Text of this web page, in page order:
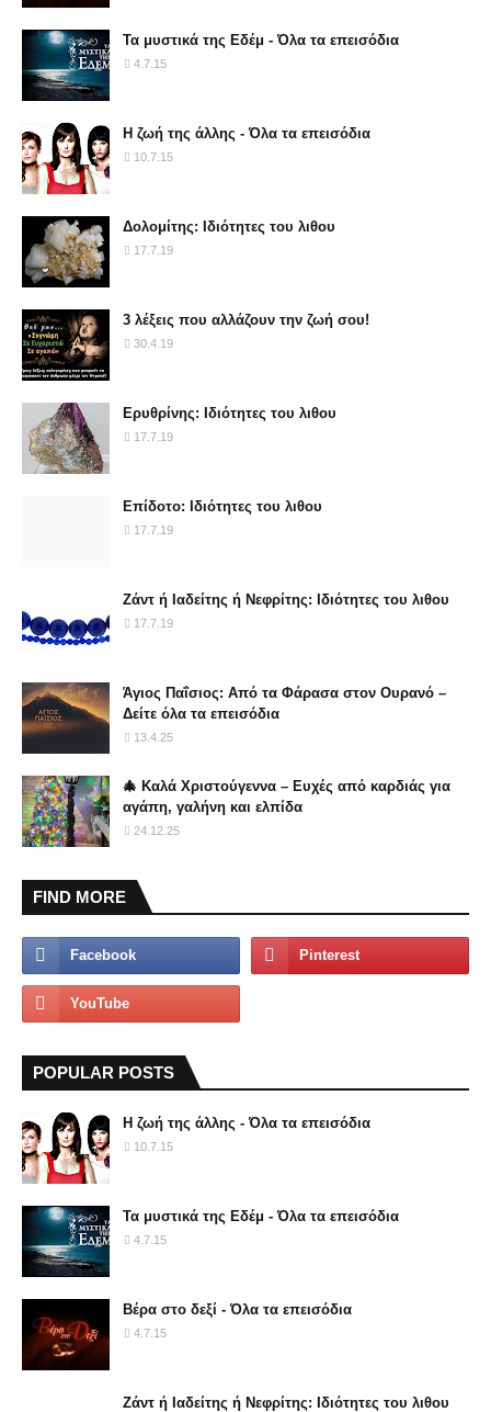
Τα μυστικά της Εδέμ - Όλα τα επεισόδια
4.7.15
Η ζωή της άλλης - Όλα τα επεισόδια
10.7.15
Δολομίτης: Ιδιότητες του λιθου
17.7.19
3 λέξεις που αλλάζουν την ζωή σου!
30.4.19
Ερυθρίνης: Ιδιότητες του λιθου
17.7.19
Επίδοτο: Ιδιότητες του λιθου
17.7.19
Ζάντ ή Ιαδείτης ή Νεφρίτης: Ιδιότητες του λιθου
17.7.19
Άγιος Παΐσιος: Από τα Φάρασα στον Ουρανό –
Δείτε όλα τα επεισόδια
13.4.25
🎄 Καλά Χριστούγεννα – Ευχές από καρδιάς για
αγάπη, γαλήνη και ελπίδα
24.12.25
FIND MORE
POPULAR POSTS
Η ζωή της άλλης - Όλα τα επεισόδια
10.7.15
Τα μυστικά της Εδέμ - Όλα τα επεισόδια
4.7.15
Βέρα στο δεξί - Όλα τα επεισόδια
4.7.15
Ζάντ ή Ιαδείτης ή Νεφρίτης: Ιδιότητες του λιθου